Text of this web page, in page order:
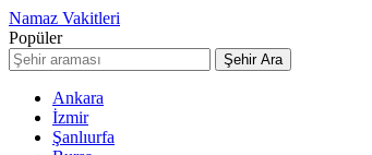
Namaz Vakitleri
Popüler
Şehir Ara
Ankara
İzmir
Şanlıurfa